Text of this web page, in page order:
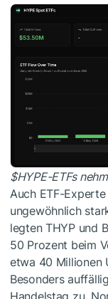
$HYPE-ETFs
Auch ETF-
ungewöhnlich
legten THYP und
50 Prozent beim
etwa 40 Millionen
Besonders